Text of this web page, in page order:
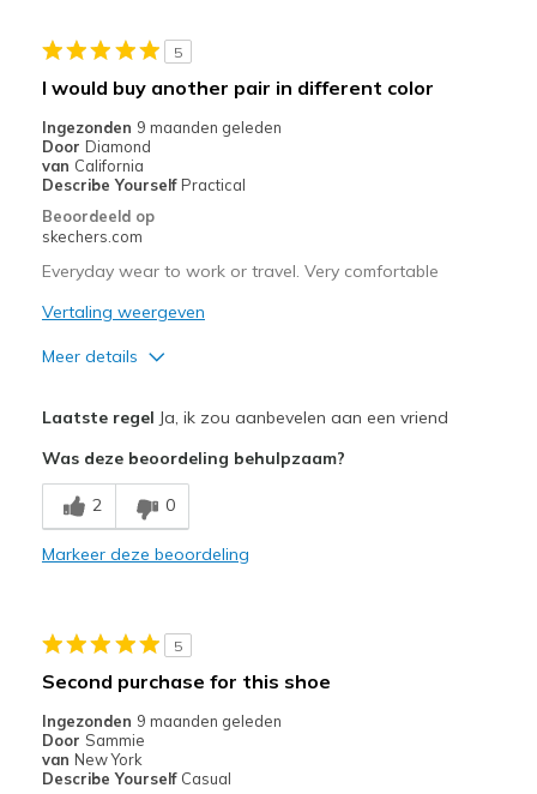
Casual Wear
Sizing
View On Shoes
I'm Really Into Shoes
5
I would buy another pair in different color
Ingezonden 9 maanden geleden
Door Diamond
van California
Describe Yourself Practical
Beoordeeld op
skechers.com
Everyday wear to work or travel. Very comfortable
Vertaling weergeven
Meer details
Breathe Well
Comfortable
Travel
Laatste regel Ja, ik zou aanbevelen aan een vriend
Was deze beoordeling behulpzaam?
2 0
Markeer deze beoordeling
5
Second purchase for this shoe
Ingezonden 9 maanden geleden
Door Sammie
van New York
Describe Yourself Casual